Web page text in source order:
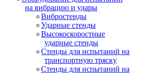
на вибрацию и удары
Вибростенды
Ударные стенды
Высокоскоростные
ударные стенды
Стенды для испытаний на
транспортную тряску
Стенды для испытаний на